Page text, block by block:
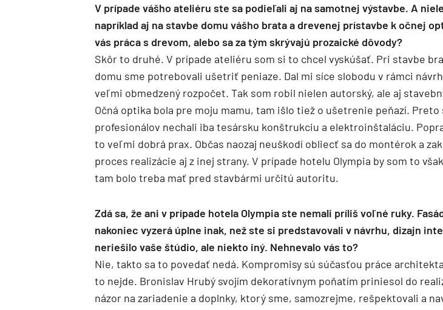
V prípade vášho ateliéru ste sa podieľali aj na samotnej výstavbe. A
napríklad aj na stavbe domu vášho brata a drevenej prístavbe k očnej
vás práca s drevom, alebo sa za tým skrývajú prozaické dôvody?
Skôr to druhé. V prípade ateliéru som si to chcel vyskúšať. Pri stavbe
domu sme potrebovali ušetriť peniaze. Dal mi síce slobodu v rámci
veľmi obmedzený rozpočet. Tak som robil nielen autorský, ale aj
Očná optika bola pre moju mamu, tam išlo tiež o ušetrenie peňazí. Preto
profesionálov nechali iba tesársku konštrukciu a elektroinštaláciu.
to veľmi dobrá prax. Občas naozaj neuškodí obliecť sa do montérok a
proces realizácie aj z inej strany. V prípade hotelu Olympia by som to
tam bolo treba mať pred stavbármi určitú autoritu.
Zdá sa, že ani v prípade hotela Olympia ste nemali príliš voľné ruky.
nakoniec vyzerá úplne inak, než ste si predstavovali v návrhu, dizajn
neriešilo vaše štúdio, ale niekto iný. Nehnevalo vás to?
Nie, takto sa to povedať nedá. Kompromisy sú súčasťou práce
to nejde. Bronislav Hrubý svojím dekoratívnym poňatím priniesol do
názor na zariadenie a doplnky, ktorý sme, samozrejme, rešpektovali a